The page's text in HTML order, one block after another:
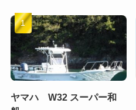
ヤマハ W32 スーパー和